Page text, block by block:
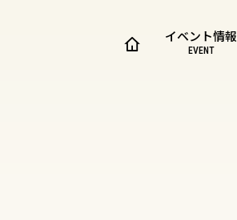
イベント情報
EVENT